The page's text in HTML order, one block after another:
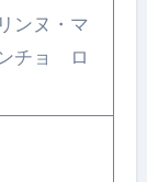
ンヌ・マ
チョ ロ